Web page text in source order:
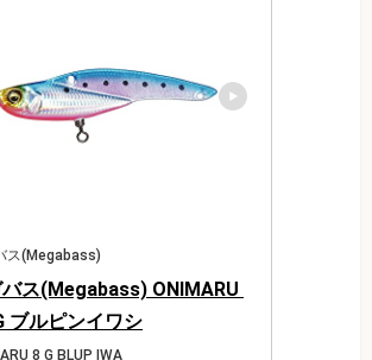
ス(Megabass)
バス(Megabass) ONIMARU
ブルピンイワシ
8 G BLUP IWA